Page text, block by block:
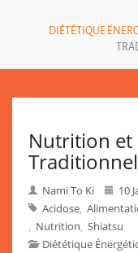
DIÉTÉTIQUE
Nutrition et
Nami To Ki
10
Acidose
Nutrition Shiatsu
Diététique